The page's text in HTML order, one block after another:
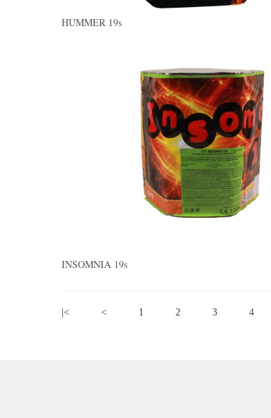
HUMMER 19s
INSOMNIA 19s
|< < 1 2 3 4